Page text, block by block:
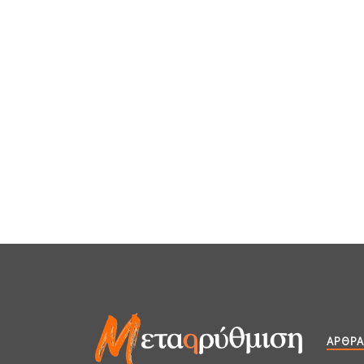
ΆΡΘΡΑ